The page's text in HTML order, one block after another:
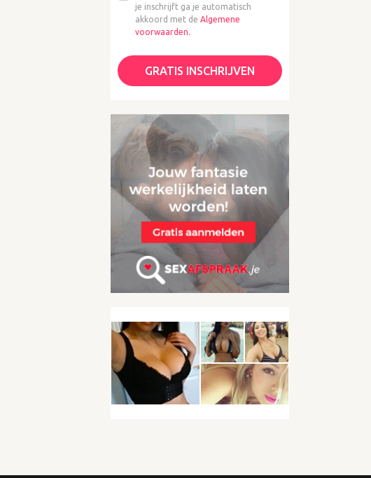
je inschrijft ga je automatisch
akkoord met de Algemene
voorwaarden.
GRATIS INSCHRIJVEN